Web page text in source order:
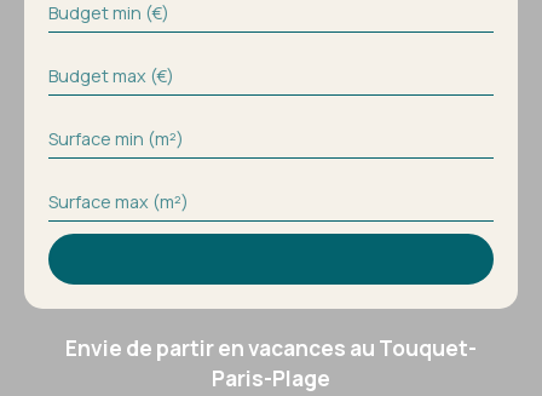
Budget min (€)
Budget max (€)
Surface min (m²)
Surface max (m²)
Envie de partir en vacances au Touquet-
Paris-Plage